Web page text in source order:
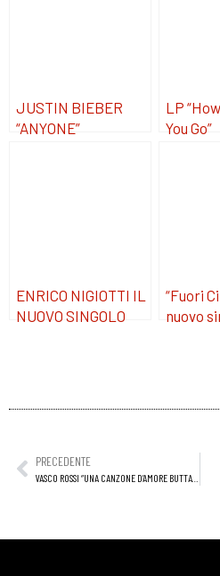
JUSTIN BIEBER
“ANYONE”
LP
You Go”
ENRICO NIGIOTTI IL
NUOVO SINGOLO
“Fuori
nuovo
PRECEDENTE
VASCO ROSSI “UNA CANZONE D’AMORE BUTTATA VIA”